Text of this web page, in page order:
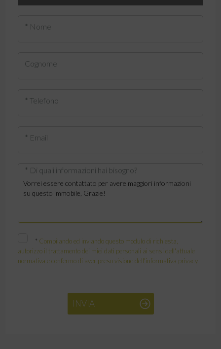
* Nome
Cognome
* Telefono
* Email
* Di quali informazioni hai bisogno?
* Compilando ed inviando questo modulo di richiesta,
autorizzo il trattamento dei miei dati personali ai sensi dell'attuale
normativa e confermo di aver preso visione dell'informativa privacy.
INVIA